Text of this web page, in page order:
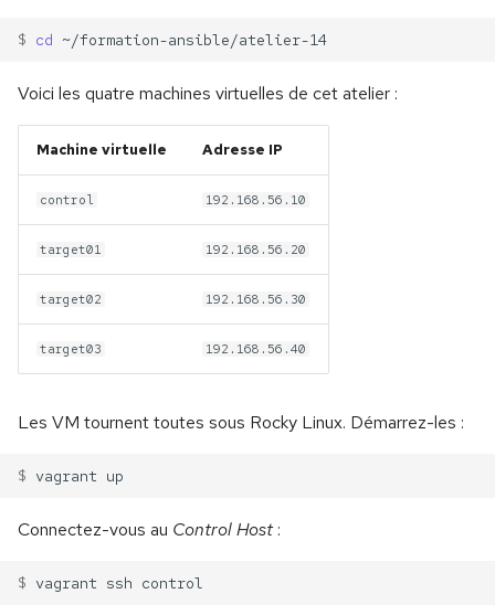
$ cd
Voici les quatre machines virtuelles de cet atelier :
Machine virtuelle Adresse IP
control 192.168.56.10
target01 192.168.56.20
target02 192.168.56.30
target03 192.168.56.40
Les VM tournent toutes sous Rocky Linux. Démarrez-les :
$ vagrant
Connectez-vous au Control Host:
$ vagrant ssh